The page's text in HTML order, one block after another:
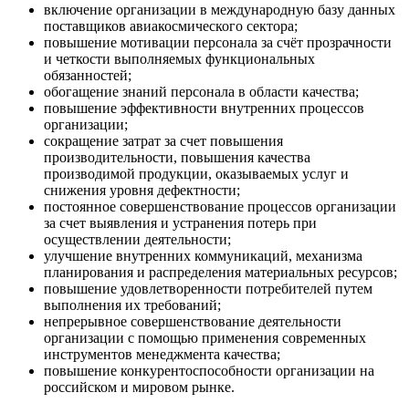
включение организации в международную базу данных
поставщиков авиакосмического сектора;
повышение мотивации персонала за счёт прозрачности
и четкости выполняемых функциональных
обязанностей;
обогащение знаний персонала в области качества;
повышение эффективности внутренних процессов
организации;
сокращение затрат за счет повышения
производительности, повышения качества
производимой продукции, оказываемых услуг и
снижения уровня дефектности;
постоянное совершенствование процессов организации
за счет выявления и устранения потерь при
осуществлении деятельности;
улучшение внутренних коммуникаций, механизма
планирования и распределения материальных ресурсов;
повышение удовлетворенности потребителей путем
выполнения их требований;
непрерывное совершенствование деятельности
организации с помощью применения современных
инструментов менеджмента качества;
повышение конкурентоспособности организации на
российском и мировом рынке.